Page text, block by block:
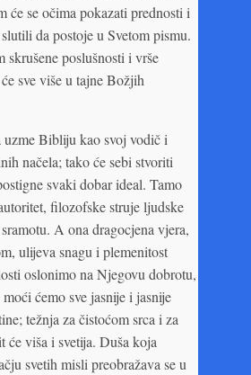
će se očima pokazati prednosti i
da postoje u Svetom pismu.
poslušnosti i vrše
sve više u tajne Božjih
Bibliju kao svoj vodič i
načela; tako će sebi stvoriti
svaki dobar ideal. Tamo
filozofske struje ljudske
A ona dragocjena vjera,
ulijeva snagu i plemenitost
oslonimo na Njegovu dobrotu,
ćemo sve jasnije i jasnije
težnja za čistoćom srca i za
će viša i svetija. Duša koja
svetih misli preobražava se u